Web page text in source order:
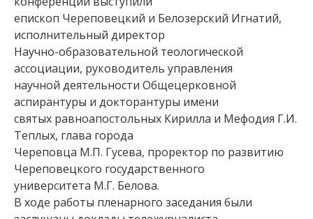
епископ Череповецкий и Белозерский Игнатий,
исполнительный директор
Научно-образовательной теологической
ассоциации, руководитель управления
научной деятельности Общецерковной
аспирантуры и докторантуры имени
святых равноапостольных Кирилла и Мефодия Г.И.
Теплых, глава города
Череповца М.П. Гусева, проректор по развитию
Череповецкого государственного
университета М.Г. Белова.
В ходе работы пленарного заседания были